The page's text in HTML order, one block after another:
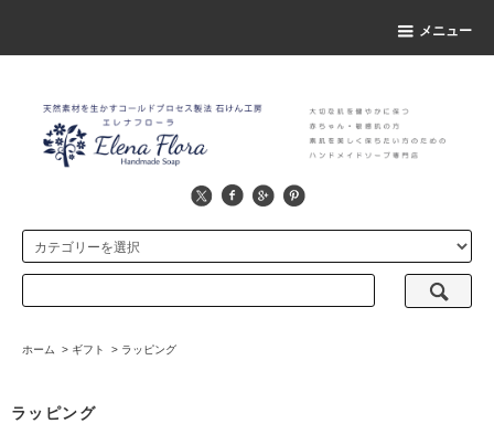
メニュー
ホーム > ギフト > ラッピング
ラッピング